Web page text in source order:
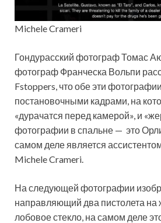
Michele Crameri
Гондурасский фотограф Томас
фотограф Франческа Вольпи
Fstoppers, что обе эти
постановочными кадрами, на
«дурачатся перед камерой», и
фотографии в спальне — это
самом деле является
Michele Crameri.
На следующей фотографии
направляющий два пистолета на
лобовое стекло, на самом деле